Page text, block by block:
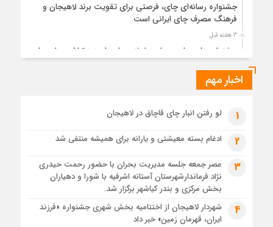
جشنواره رسانه‌ای چای، فرصتی برای تقویت برند لاهیجان و
فرهنگ مصرف چای ایرانی است
3 هفته قبل
جشنواره ملی چای، حمایت از لاهیجان یا هزینه‌تراشی برای چای
1 ماه قبل
1 ماه قبل
رئوف
تصاویر هوایی مراسم تشییع پیکر مطهر آقای شهید ایران – مشهد
مراسم تشییع پیکر مطهر آقای شهید ایران – مشهد
اخبار مهم
1 لو رفتن انبار چای قاچاق در لاهیجان
2 ادغام بسته معیشتی و یارانه برای همیشه منتفی شد
3
عصر جمعه جلسه مدیریت بحران با حضور رحمت حیدری
نژاد فرماندارشهرستان آستانه اشرفیه با شورا و دهیاران
بخش مرکزی و بندر کیاشهر برگزار شد.
4
شهردار لاهیجان از اختتامیه بخش شهری جشنواره «فرزند
ایران، قهرمان زمین» خبر داد